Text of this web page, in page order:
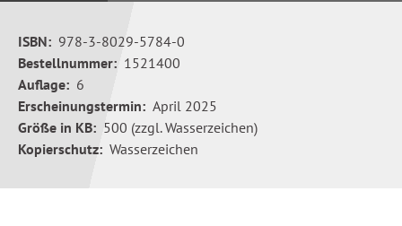
ISBN: 978-3-8029-5784-0
Bestellnummer: 1521400
Auflage: 6
Erscheinungstermin: April 2025
Größe in KB: 500 (zzgl. Wasserzeichen)
Kopierschutz: Wasserzeichen